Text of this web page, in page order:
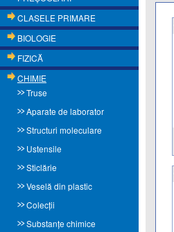
CLASELE PRIMARE
BIOLOGIE
FIZICĂ
CHIMIE
Truse
Aparate de laborator
Structuri moleculare
Ustensile
Sticlărie
Veselă din plastic
Colecţii
Substanțe chimice